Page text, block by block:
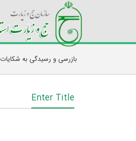
بازرسی و رسیدگی به شکایات
Enter Title